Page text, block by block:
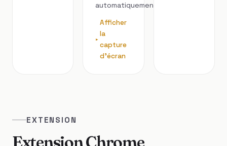
automatiquement.
Afficher
la
capture
d'écran
EXTENSION